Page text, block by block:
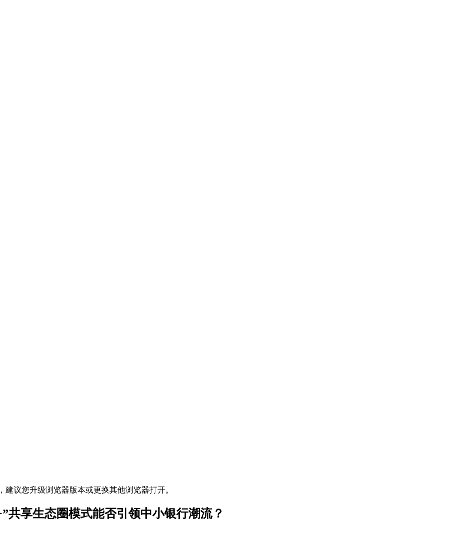
议您升级浏览器版本或更换其他浏览器打开。
共享生态圈模式能否引领中小银行潮流？